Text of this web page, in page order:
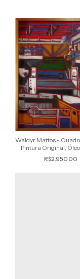
Waldyr Mattos -
Pintura Original, Óleo
Assinada
R$2.950,00